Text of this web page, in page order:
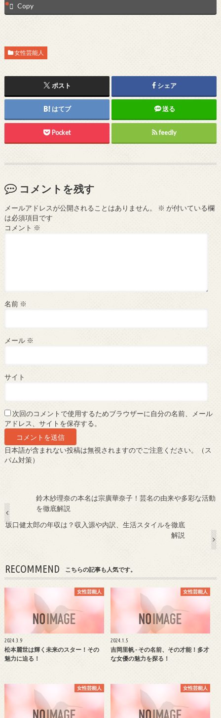
Copy
女性芸能人
ポスト シェア
はてブ 送る
Pocket feedly
コメントを残す
メールアドレスが公開されることはありません。 ※ が付いている欄
は必須項目です
コメント ※
名前 ※
メール ※
サイト
次回のコメントで使用するためブラウザーに自分の名前、メール
アドレス、サイトを保存する。
日本語が含まれない投稿は無視されますのでご注意ください。（ス
パム対策）
鈴木紗理奈の本名は宗廣華奈子！芸名の由来や多彩な活動
を徹底解説
坂口健太郎の年収は？収入源や内訳、生活スタイルを徹底
解説
RECOMMEND こちらの記事も人気です。
女性芸能人
2024.3.9
松本麗世は輝く未来のスター！その
魅力に迫る！
女性芸能人
2024.1.5
吉岡里帆 - その名前、その才能！多才
な女優の魅力を探る！
女性芸能人 女性芸能人